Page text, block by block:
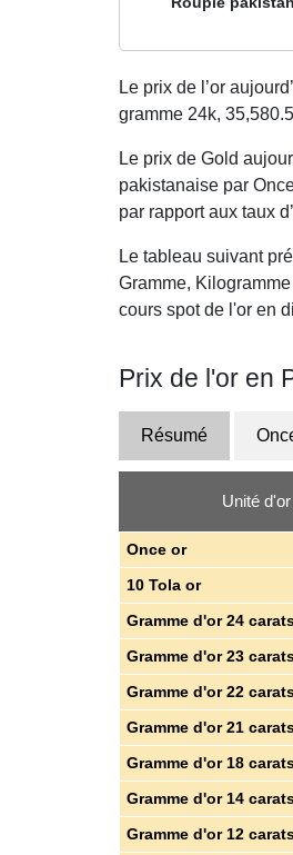
Le prix de l’or
gramme 24k,
Le prix de Gold
pakistanaise par
par rapport aux taux
Le tableau suivant
Gramme,
cours spot de l'or en
Prix de l'or en
Résumé
Unité d'or
Once or
10 Tola or
Gramme d'or 24
Gramme d'or 23
Gramme d'or 22
Gramme d'or 21
Gramme d'or 18
Gramme d'or 14
Gramme d'or 12